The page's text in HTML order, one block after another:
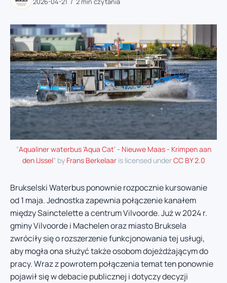
"Aqualiner waterbus 'Aqua Cat' - Nieuwe Maas - Krimpen aan
den IJssel" by Frans Berkelaaris licensed underCC BY 2.0
Brukselski Waterbus ponownie rozpocznie kursowanie
od 1 maja. Jednostka zapewnia połączenie kanałem
między Sainctelette a centrum Vilvoorde. Już w 2024 r.
gminy Vilvoorde i Machelen oraz miasto Bruksela
zwróciły się o rozszerzenie funkcjonowania tej usługi,
aby mogła ona służyć także osobom dojeżdżającym do
pracy. Wraz z powrotem połączenia temat ten ponownie
pojawił się w debacie publicznej i dotyczy decyzji